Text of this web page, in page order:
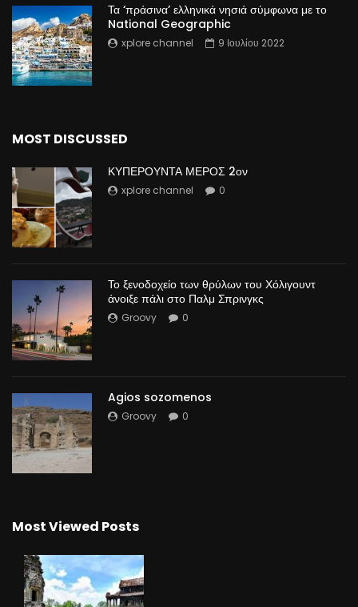
Τα ‘πράσινα’ ελληνικά νησιά σύμφωνα με το
National Geographic
xplore channel 9 Ιουλίου 2022
MOST DISCUSSED
ΚΥΠΕΡΟΥΝΤΑ ΜΕΡΟΣ 2ον
xplore channel 0
Το ξενοδοχείο των θρύλων του Χόλιγουντ
άνοιξε πάλι στο Παλμ Σπρινγκς
Groovy 0
Agios sozomenos
Groovy 0
Most Viewed Posts